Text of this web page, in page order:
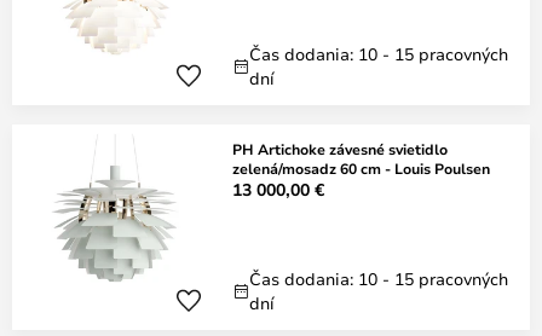
Čas dodania: 10 - 15 pracovných
dní
PH Artichoke závesné svietidlo
zelená/mosadz 60 cm - Louis Poulsen
13 000,00 €
Čas dodania: 10 - 15 pracovných
dní